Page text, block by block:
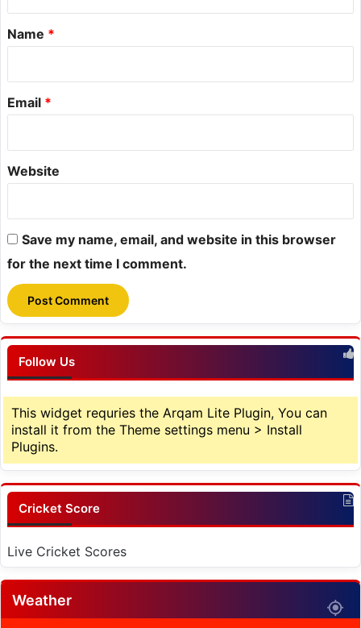
*
Name *
Email *
Website
Save my name, email, and website in this browser
for the next time I comment.
Follow Us
This widget requries the Arqam Lite Plugin, You can
install it from the Theme settings menu > Install
Plugins.
Cricket Score
Live Cricket Scores
Weather